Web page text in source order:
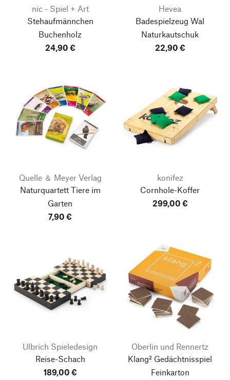
nic - Spiel + Art
Stehaufmännchen
Buchenholz
24,90 €
Hevea
Badespielzeug Wal
Naturkautschuk
22,90 €
Quelle ＆ Meyer Verlag
Naturquartett Tiere im
Garten
7,90 €
konifez
Cornhole-Koffer
299,00 €
Ulbrich Spieledesign
Reise-Schach
189,00 €
Oberlin und Rennertz
Klang² Gedächtnisspiel
Feinkarton